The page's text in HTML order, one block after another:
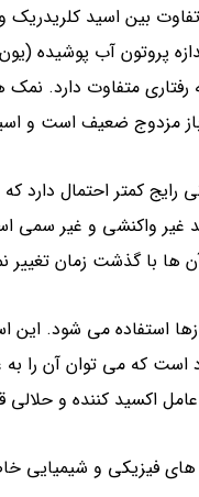
بین اسید کلریدریک و
پروتون آب پوشیده
مزدوج ضعیف است و
رایج کمتر احتمال
غیر واکنشی و غیر
ها با گذشت زمان تغییر
در درجه 108.6 سانتیگراد
اکسید کننده و
های فیزیکی و